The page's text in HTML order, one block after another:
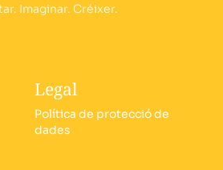
Imaginar. Créixer.
Legal
Política de protecció de
dades